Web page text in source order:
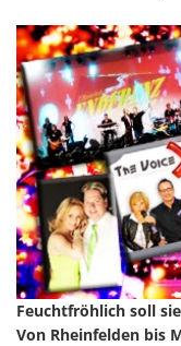
Feuchtfröhlich soll
Von Rheinfelden bis